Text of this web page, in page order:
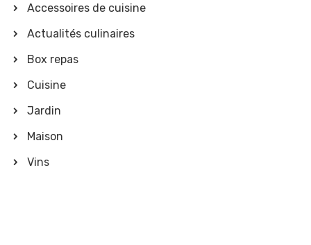
Accessoires de cuisine
Actualités culinaires
Box repas
Cuisine
Jardin
Maison
Vins